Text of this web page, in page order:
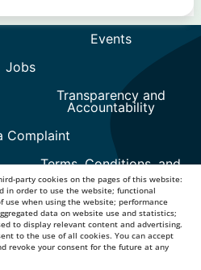
party cookies on the pages of this website:
in order to use the website; functional
when using the website; performance
data on website use and statistics;
to display relevant content and advertising.
to the use of all cookies. You can accept
revoke your consent for the future at any